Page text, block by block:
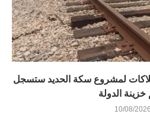
لمشروع سكة الحديد ستسجل
الدولة
10/08/2026